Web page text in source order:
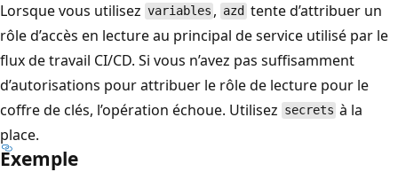
Lorsque vous utilisez variables , azd tente d’attribuer un
rôle d’accès en lecture au principal de service utilisé par le
flux de travail CI/CD. Si vous n’avez pas suffisamment
d’autorisations pour attribuer le rôle de lecture pour le
coffre de clés, l’opération échoue. Utilisez secrets à la
place.
Exemple